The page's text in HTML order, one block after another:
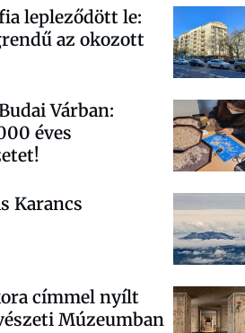
lepleződött le:
az okozott
Várban:
éves
Karancs
címmel nyílt
Múzeumban